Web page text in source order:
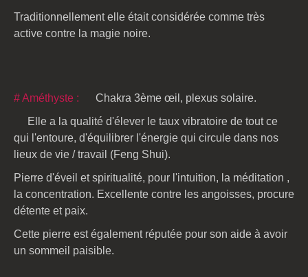
Traditionnellement elle était considérée comme très
active contre la magie noire.
# Améthyste :
Chakra 3ème œil, plexus solaire.
Elle a la qualité d'élever le taux vibratoire de tout ce
qui l'entoure, d'équilibrer l'énergie qui circule dans nos
lieux de vie / travail (Feng Shui).
Pierre d'éveil et spiritualité, pour l'intuition, la méditation ,
la concentration. Excellente contre les angoisses, procure
détente et paix.
Cette pierre est également réputée pour son aide à avoir
un sommeil paisible.